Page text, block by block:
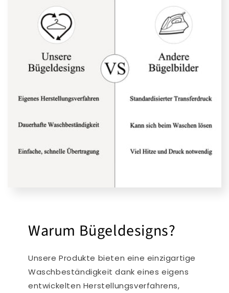
Warum Bügeldesigns?
Unsere Produkte bieten eine einzigartige
Waschbeständigkeit dank eines eigens
entwickelten Herstellungsverfahrens,